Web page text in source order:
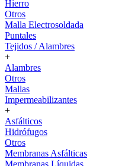
Hierro
Otros
Malla Electrosoldada
Puntales
Tejidos / Alambres
+
Alambres
Otros
Mallas
Impermeabilizantes
+
Asfálticos
Hidrófugos
Otros
Membranas Asfálticas
Membranas Líquidas